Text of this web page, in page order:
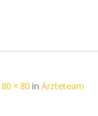
80 × 80 in Ärzteteam